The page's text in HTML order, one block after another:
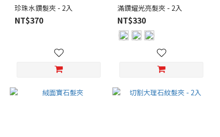
珍珠水鑽髮夾 - 2入
NT$370
滿鑽耀光亮髮夾 - 2入
NT$330